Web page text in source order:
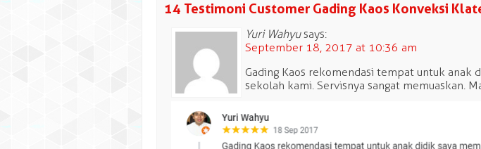
14 Testimoni Customer Gading Kaos Konveksi
Yuri Wahyu says:
September 18, 2017 at 10:36 am
Gading Kaos rekomendasi tempat untuk
sekolah kami. Servisnya sangat memuaskan.